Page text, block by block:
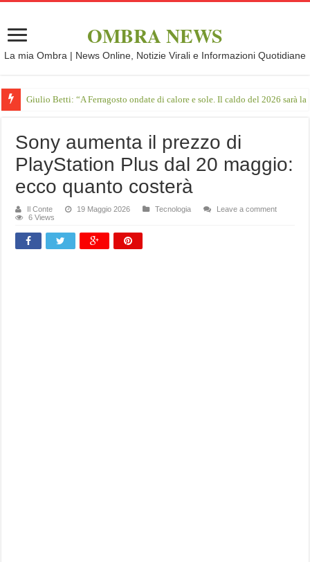
OMBRA NEWS
La mia Ombra | News Online, Notizie Virali e Informazioni Quotidiane
Giulio Betti: “A Ferragosto ondate di calore e sole. Il caldo del 2026 sarà
Sony aumenta il prezzo di
PlayStation Plus dal 20 maggio:
ecco quanto costerà
Il Conte 19 Maggio 2026 Tecnologia
Leave a comment
6 Views